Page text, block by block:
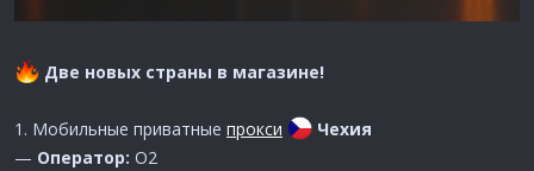
Две новых страны в магазине!
1. Мобильные приватные прокси
Чехия
— Оператор: O2